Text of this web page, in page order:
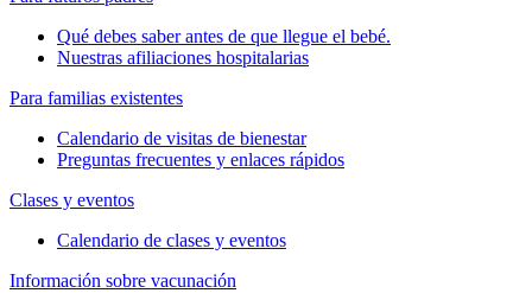
Qué debes saber antes de que llegue el bebé.
Nuestras afiliaciones hospitalarias
Para familias existentes
Calendario de visitas de bienestar
Preguntas frecuentes y enlaces rápidos
Clases y eventos
Calendario de clases y eventos
Información sobre vacunación